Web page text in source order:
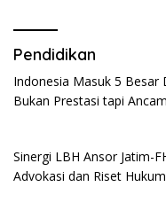
Pendidikan
Indonesia Masuk 5 Besar
Bukan Prestasi tapi
Sinergi LBH Ansor Jatim-
Advokasi dan Riset Hukum